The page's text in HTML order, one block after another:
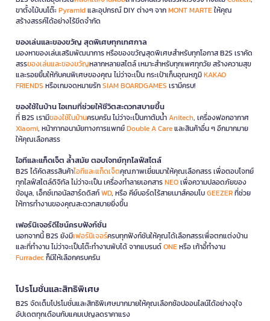
ขาตั้งไม้บนโต๊ะPyramidและอุปกรณ์ DIY ต่างๆ จากMONT MARTEให้คุณ
สร้างสรรค์ได้อย่างไร้ขีดจำกัด
ของเล่นและของขวัญ สุดพิเศษทุกเทศกาล
มองหาของเล่นเสริมพัฒนาการ หรือของขวัญสุดพิเศษสำหรับทุกโอกาส B2S เราคัด
สรรของเล่นและของขวัญหลากหลายสไตล์ เหมาะสำหรับทุกเพศทุกวัย สร้างความสุข
และรอยยิ้มให้กับคนพิเศษของคุณ ไม่ว่าจะเป็น กระเป๋าเก็บอุณหภูมิKAKAO
FRIENDS หรือเกมจดหมายรักSIAM BOARDGAMES เรามีครบ!
ของใช้ในบ้าน ไอเทมที่ช่วยให้ชีวิตสะดวกสบายขึ้น
ที่ B2S เรามีของใช้ในบ้านครบครัน ไม่ว่าจะเป็นกาต้มน้ำAnitech, เครื่องฟอกอากาศ
Xiaomi, หน้ากากอนามัยทางการแพทย์Double A Careและสินค้าอื่น ๆ อีกมากมาย
ให้คุณเลือกสรร
ไอทีและแก็ดเจ็ต ล้ำสมัย ตอบโจทย์ทุกไลฟ์สไตล์
B2S ได้คัดสรรสินค้าไอทีและแก็ดเจ็ตคุณภาพเยี่ยมมาให้คุณเลือกสรร เพื่อตอบโจทย์
ทุกไลฟ์สไตล์ดิจิทัล ไม่ว่าจะเป็น เครื่องทำลายเอกสารNEOเพื่อความปลอดภัยของ
ข้อมูล, เอ็กซ์เทอนัลฮาร์ดดิสก์WD, หรือ คีย์บอร์ดไร้สายเมาส์คอมโบGEEZERที่ช่วย
ให้การทำงานของคุณสะดวกสบายยิ่งขึ้น
เฟอร์นิเจอร์ดีไซน์ครบฟังก์ชั่น
นอกจากนี้ B2S ยังมีเฟอร์นิเจอร์ครบทุกฟังก์ชันให้คุณได้เลือกสรรเพื่อตกแต่งบ้าน
และที่ทำงาน ไม่ว่าจะเป็นโต๊ะทำงานพับได้ จากแบรนด์ONEหรือ เก้าอี้ทำงาน
Furradecก็มีให้เลือกครบครัน
โปรโมชั่นและสิทธิพิเศษ
B2S จัดเต็มโปรโมชั่นและสิทธิพิเศษมากมายให้คุณเลือกช้อปออนไลน์ได้อย่างจุใจ
อัปเดตทุกเดือนกับแคมเปญลดราคาแรง